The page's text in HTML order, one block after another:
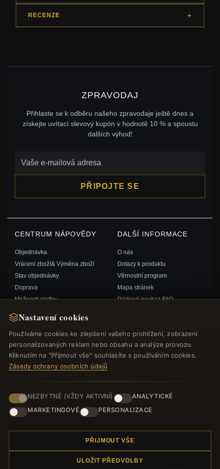
Nastavení cookies
Používáme cookies ke zlepšení vašeho prohlížení, zobrazení
personalizovaných reklam nebo obsahu a analýze provozu.
Kliknutím na "Přijmout vše" souhlasíte s používáním cookies.
Zásady ochrany osobních údajů
NEZBYTNÉ (VŽDY AKTIVNÍ)
ANALYTICKÉ
MARKETINGOVÉ
PERSONALIZACE
PŘIJMOUT VŠE
ULOŽIT PŘEDVOLBY
RECENZE
ZPRAVODAJ
Přihlaste se k odběru našeho zpravodaje ještě dnes a
získejte uvítací slevový kupón v hodnotě 10 % a spoustu
dalších výhod!
PŘIPOJTE SE
CENTRUM NÁPOVĚDY
Objednávka
Vrácení zboží& Výměna zboží
Stav objednávky
Doprava
Možnosti platby
Kontaktujte nás
DALŠÍ INFORMACE
O nás
Dotazy k produktu
Věrnostní program
Mapa stránek
Dárkový poukaz FAQ
RYCHLÉ ODKAZY
Nové produkty
Speciální nabídky
Blog
Recenze
Přihlásit se
SLEDUJTE NÁS